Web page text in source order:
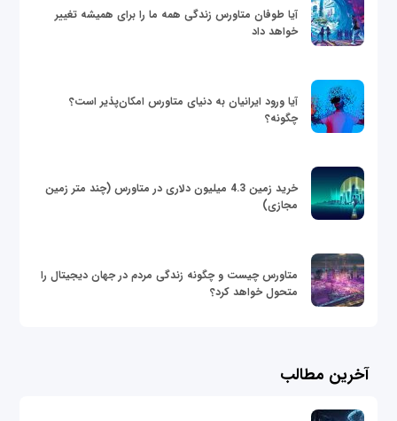
آیا طوفان متاورس زندگی همه ما را برای همیشه تغییر
خواهد داد
آیا ورود ایرانیان به دنیای متاورس امکان‌پذیر است؟
چگونه؟
خرید زمین 4.3 میلیون دلاری در متاورس (چند متر زمین
مجازی)
متاورس چیست و چگونه زندگی مردم در جهان دیجیتال را
متحول خواهد کرد؟
آخرین مطالب